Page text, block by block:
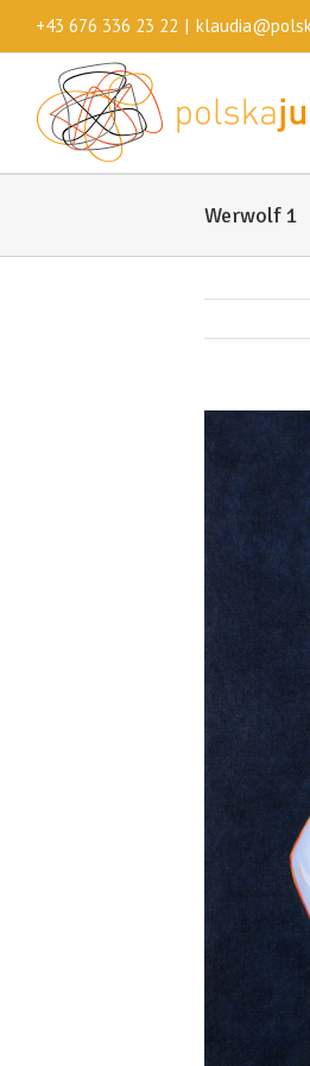
+43 676 336 23 22 |
Werwolf 1